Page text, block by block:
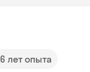
6 лет опыта